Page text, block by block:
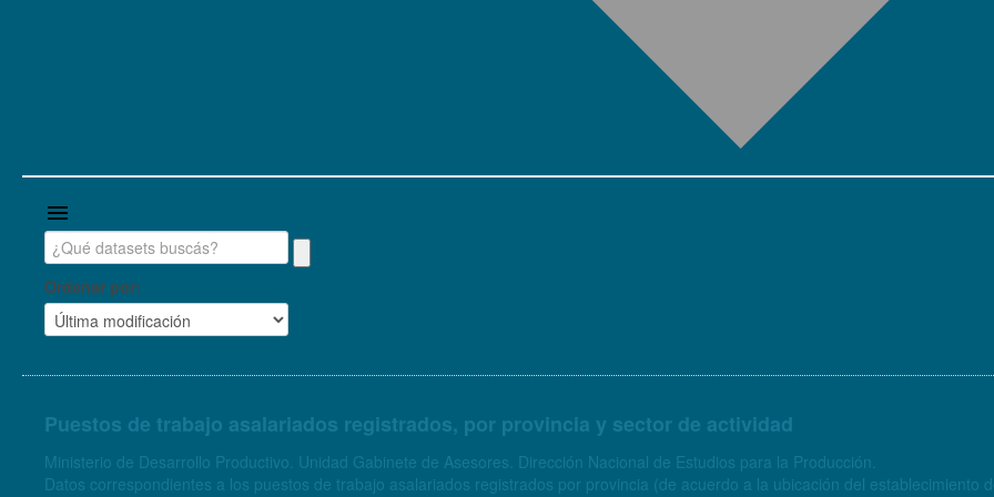
Ordenar por
Puestos de trabajo asalariados registrados, por provincia y sector de actividad
Ministerio de Desarrollo Productivo. Unidad Gabinete de Asesores. Dirección Nacional de Estudios para la Producción.
Datos correspondientes a los puestos de trabajo asalariados registrados por provincia (de acuerdo a la ubicación del establecimiento